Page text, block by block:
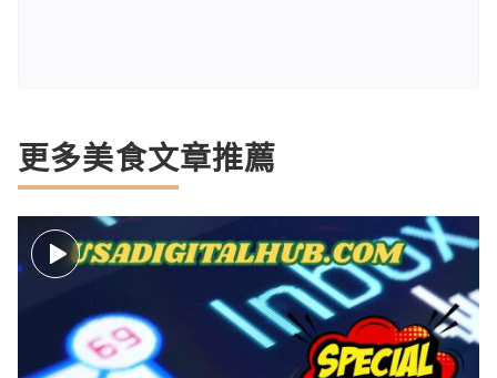
更多美食文章推薦